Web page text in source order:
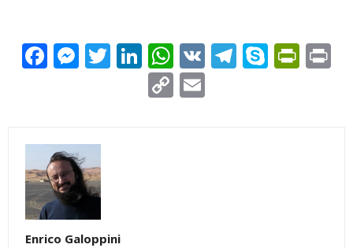
Facebook
Messenger
Twitter
LinkedIn
WhatsApp
VK Telegram
Skype
Copy
Enrico Galoppini